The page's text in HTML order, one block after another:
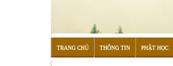
TRANG CHỦ THÔNG TIN PHẬT HỌC